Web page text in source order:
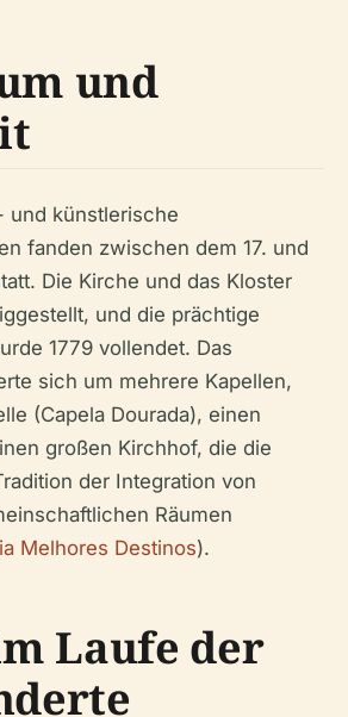
und
und künstlerische
fanden zwischen dem 17. und
Die Kirche und das Kloster
und die prächtige
1779 vollendet. Das
sich um mehrere Kapellen,
(Capela Dourada), einen
großen Kirchhof, die die
der Integration von
Räumen
Melhores Destinos).
Laufe der